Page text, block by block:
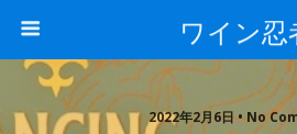
ワイン忍
2022年2月6日 • No